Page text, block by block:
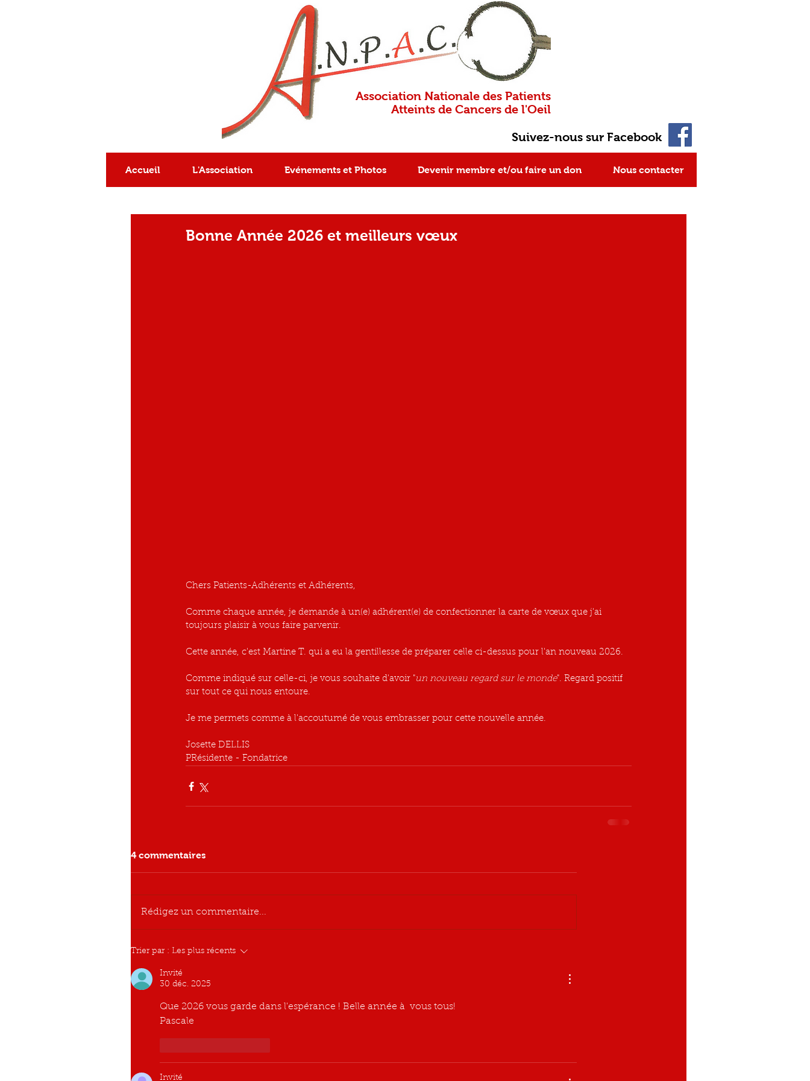
Association Nationale des Patients
Atteints de Cancers de l'Oeil
Suivez-nous sur Facebook
Accueil L'Association Evénements et Photos Devenir membre et/ou faire un don Nous contacter
Bonne Année 2026 et meilleurs vœux
Chers Patients-Adhérents et Adhérents,
Comme chaque année, je demande à un(e) adhérent(e) de confectionner la carte de vœux que j'ai
toujours plaisir à vous faire parvenir.
Cette année, c'est Martine T. qui a eu la gentillesse de préparer celle ci-dessus pour l'an nouveau 2026.
Comme indiqué sur celle-ci, je vous souhaite d'avoir "un nouveau regard sur le monde". Regard positif
sur tout ce qui nous entoure.
Je me permets comme à l'accoutumé de vous embrasser pour cette nouvelle année.
Josette DELLIS
PRésidente - Fondatrice
4 commentaires
Rédigez un commentaire...
Trier par : Les plus récents
Invité
30 déc. 2025
Que 2026 vous garde dans l'espérance ! Belle année à  vous tous!
Pascale
Invité